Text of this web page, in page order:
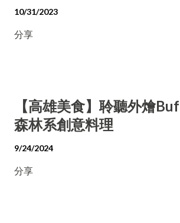
10/31/2023
分享
【高雄美食】聆聽外燴
森林系創意料理
9/24/2024
分享